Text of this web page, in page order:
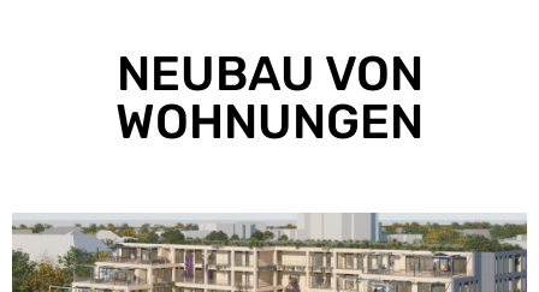
NEUBAU VON
WOHNUNGEN